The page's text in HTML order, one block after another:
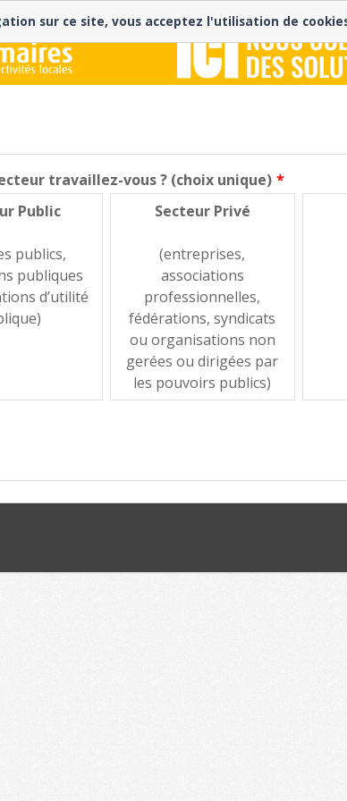
travaillez-vous ? (choix unique)
Public
publics,
publiques
d’utilité
Secteur Privé
(entreprises,
associations
professionnelles,
fédérations, syndicats
ou organisations non
gerées ou dirigées par
les pouvoirs publics)
sur ce site, vous acceptez l'utilisation de